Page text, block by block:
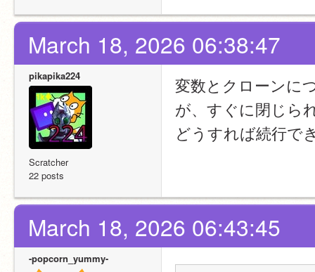
March 18, 2026 06:38:47
pikapika224
Scratcher
22 posts
変数とクローンに
が、すぐに閉じら
どうすれば続行で
March 18, 2026 06:43:45
-popcorn_yummy-